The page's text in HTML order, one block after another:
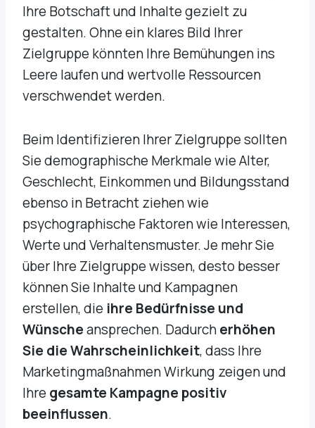
Ihre Botschaft und Inhalte gezielt zu
gestalten. Ohne ein klares Bild Ihrer
Zielgruppe könnten Ihre Bemühungen ins
Leere laufen und wertvolle Ressourcen
verschwendet werden.
Beim Identifizieren Ihrer Zielgruppe sollten
Sie demographische Merkmale wie Alter,
Geschlecht, Einkommen und Bildungsstand
ebenso in Betracht ziehen wie
psychographische Faktoren wie Interessen,
Werte und Verhaltensmuster. Je mehr Sie
über Ihre Zielgruppe wissen, desto besser
können Sie Inhalte und Kampagnen
erstellen, die ihre Bedürfnisse und
Wünscheansprechen. Dadurcherhöhen
Sie die Wahrscheinlichkeit, dass Ihre
Marketingmaßnahmen Wirkung zeigen und
Ihre gesamte Kampagne positiv
beeinflussen.